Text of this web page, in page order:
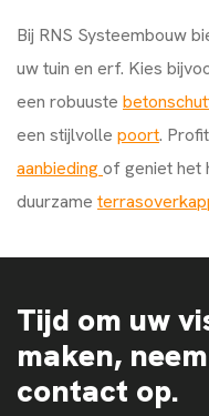
Bij RNS Systeembouw
uw tuin en erf. Kies
een robuuste
een stijlvolle poort.
aanbiedingof geniet het
duurzame
Tijd om uw
maken,
contact op.